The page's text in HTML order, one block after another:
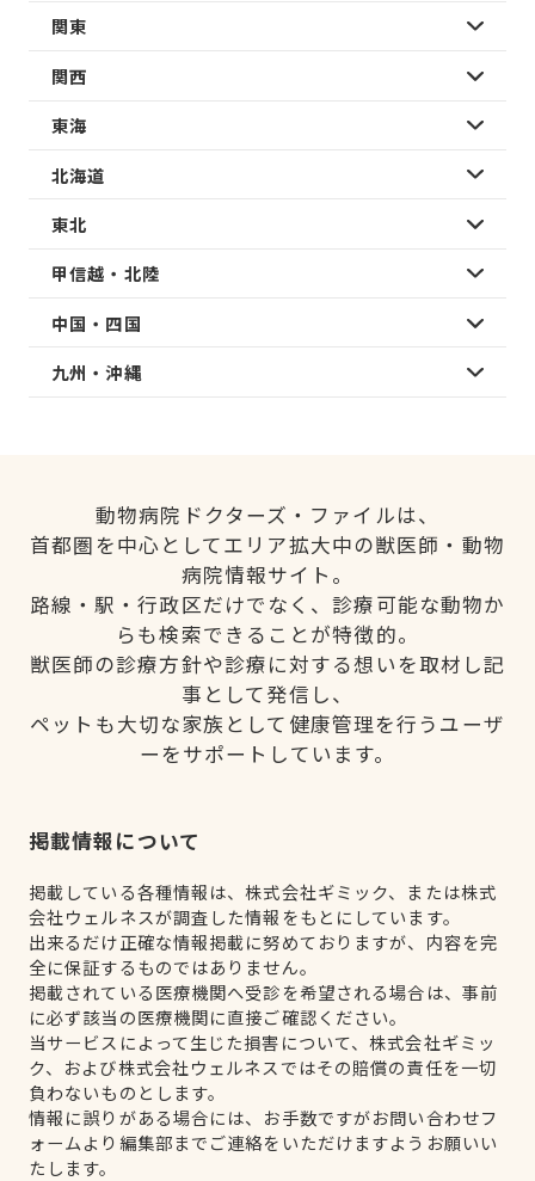
関東
関西
東海
北海道
東北
甲信越・北陸
中国・四国
九州・沖縄
動物病院ドクターズ・ファイルは、
首都圏を中心としてエリア拡大中の獣医師・動物
病院情報サイト。
路線・駅・行政区だけでなく、診療可能な動物か
らも検索できることが特徴的。
獣医師の診療方針や診療に対する想いを取材し記
事として発信し、
ペットも大切な家族として健康管理を行うユーザ
ーをサポートしています。
掲載情報について
掲載している各種情報は、株式会社ギミック、または株式
会社ウェルネスが調査した情報をもとにしています。
出来るだけ正確な情報掲載に努めておりますが、内容を完
全に保証するものではありません。
掲載されている医療機関へ受診を希望される場合は、事前
に必ず該当の医療機関に直接ご確認ください。
当サービスによって生じた損害について、株式会社ギミッ
ク、および株式会社ウェルネスではその賠償の責任を一切
負わないものとします。
情報に誤りがある場合には、お手数ですがお問い合わせフ
ォームより編集部までご連絡をいただけますようお願いい
たします。